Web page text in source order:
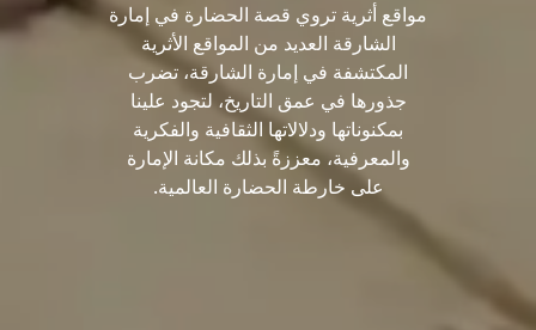
مواقع أثرية تروي قصة الحضارة في إمارة
الشارقة العديد من المواقع الأثرية
المكتشفة في إمارة الشارقة، تضرب
جذورها في عمق التاريخ، لتجود علينا
بمكنوناتها ودلالاتها الثقافية والفكرية
والمعرفية، معززةً بذلك مكانة الإمارة
على خارطة الحضارة العالمية.